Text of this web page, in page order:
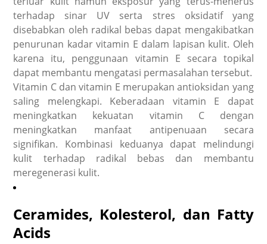
terhadap sinar UV serta stres oksidatif yang
disebabkan oleh radikal bebas dapat mengakibatkan
penurunan kadar vitamin E dalam lapisan kulit. Oleh
karena itu, penggunaan vitamin E secara topikal
dapat membantu mengatasi permasalahan tersebut.
Vitamin C dan vitamin E merupakan antioksidan yang
saling melengkapi. Keberadaan vitamin E dapat
meningkatkan kekuatan vitamin C dengan
meningkatkan manfaat antipenuaan secara
signifikan. Kombinasi keduanya dapat melindungi
kulit terhadap radikal bebas dan membantu
meregenerasi kulit.
Ceramides, Kolesterol, dan Fatty
Acids